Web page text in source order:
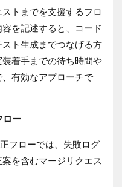
トまでを支援するフロ
を記述すると、コード
ト生成までつなげる方
着手までの待ち時間や
有効なアプローチで
ロー
フローでは、失敗ログ
を含むマージリクエス